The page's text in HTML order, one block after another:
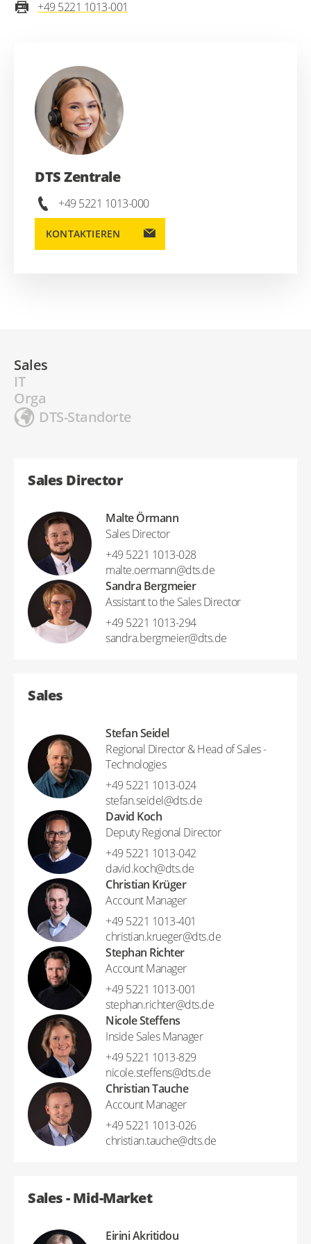
+49 5221 1013-001
DTS Zentrale
+49 5221 1013-000
KONTAKTIEREN
Sales
IT
Orga
DTS-Standorte
Sales Director
Malte Örmann
Sales Director
+49 5221 1013-028
malte.oermann​@​dts.de
Sandra Bergmeier
Assistant to the Sales Director
+49 5221 1013-294
sandra.bergmeier​@​dts.de
Sales
Stefan Seidel
Regional Director & Head of Sales -
Technologies
+49 5221 1013-024
stefan.seidel​@​dts.de
David Koch
Deputy Regional Director
+49 5221 1013-042
david.koch​@​dts.de
Christian Krüger
Account Manager
+49 5221 1013-401
christian.krueger​@​dts.de
Stephan Richter
Account Manager
+49 5221 1013-001
stephan.richter​@​dts.de
Nicole Steffens
Inside Sales Manager
+49 5221 1013-829
nicole.steffens​@​dts.de
Christian Tauche
Account Manager
+49 5221 1013-026
christian.tauche​@​dts.de
Sales - Mid-Market
Eirini Akritidou